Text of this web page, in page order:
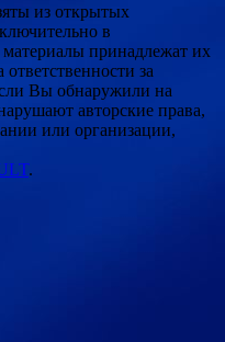
из открытых
в
принадлежат их
за
Вы обнаружили на
авторские права,
или организации,
.